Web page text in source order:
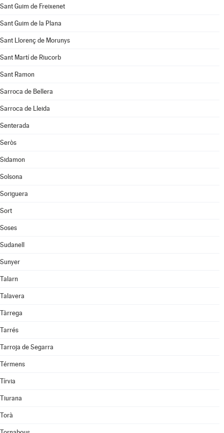
Sant Guim de Freixenet
Sant Guim de la Plana
Sant Llorenç de Morunys
Sant Martí de Riucorb
Sant Ramon
Sarroca de Bellera
Sarroca de Lleida
Senterada
Seròs
Sidamon
Solsona
Soriguera
Sort
Soses
Sudanell
Sunyer
Talarn
Talavera
Tàrrega
Tarrés
Tarroja de Segarra
Térmens
Tírvia
Tiurana
Torà